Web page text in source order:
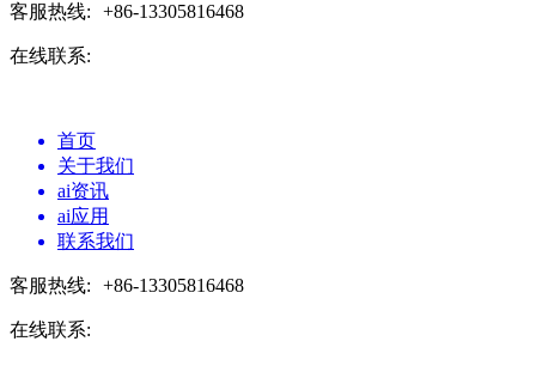
客服热线: +86-13305816468
在线联系:
首页
关于我们
ai资讯
ai应用
联系我们
客服热线: +86-13305816468
在线联系: